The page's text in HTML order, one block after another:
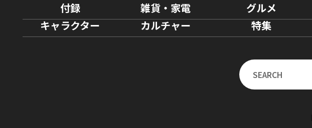
付録 雑貨・家電 グルメ
キャラクター
カルチャー 特集